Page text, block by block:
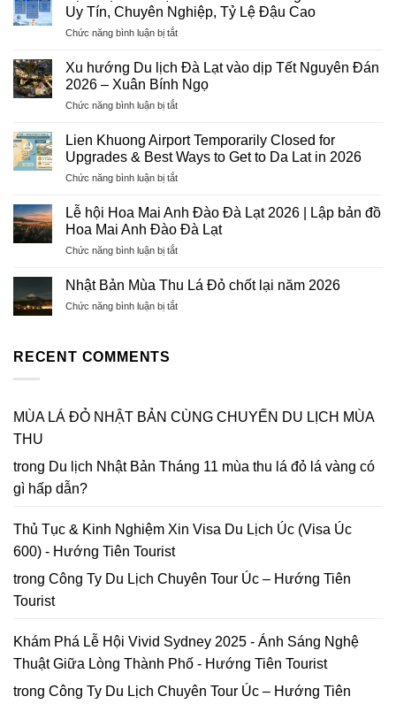
Uy Tín, Chuyên Nghiệp, Tỷ Lệ Đậu Cao
Chức năng bình luận bị tắtở
Vụ
Visa
Trọn
Gói
–
Hướng
Tourist:
Tín,
Chuyên
Tỷ
Đậu
Cao
Xu hướng Du lịch Đà Lạt vào dịp Tết Nguyên Đán
2026 – Xuân Bính Ngọ
Chức năng bình luận bị tắtở
hướng
Du
lịch
Đà
vào
dịp
Nguyên
2026
Lien Khuong Airport Temporarily Closed for
Upgrades & Best Ways to Get to Da Lat in 2026
Chức năng bình luận bị tắtở
Khuong
Airport
Temporarily
Closed
Upgrades
Best
in
Lễ hội Hoa Mai Anh Đào Đà Lạt 2026 | Lập bản đồ
Hoa Mai Anh Đào Đà Lạt
Chức năng bình luận bị tắtở
hội
Mai
Lập
Hoa
Mai
Lạt
Nhật Bản Mùa Thu Lá Đỏ chốt lại năm 2026
Chức năng bình luận bị tắtở
chốt
lại
RECENT COMMENTS
MÙA LÁ ĐỎ NHẬT BẢN CÙNG CHUYẾN DU LỊCH MÙA
THU
trong Du lịch Nhật Bản Tháng 11 mùa thu lá đỏ lá vàng có
gì hấp dẫn?
Thủ Tục & Kinh Nghiệm Xin Visa Du Lịch Úc (Visa Úc
600) - Hướng Tiên Tourist
trong Công Ty Du Lịch Chuyên Tour Úc – Hướng Tiên
Tourist
Khám Phá Lễ Hội Vivid Sydney 2025 - Ánh Sáng Nghệ
Thuật Giữa Lòng Thành Phố - Hướng Tiên Tourist
trong Công Ty Du Lịch Chuyên Tour Úc – Hướng Tiên